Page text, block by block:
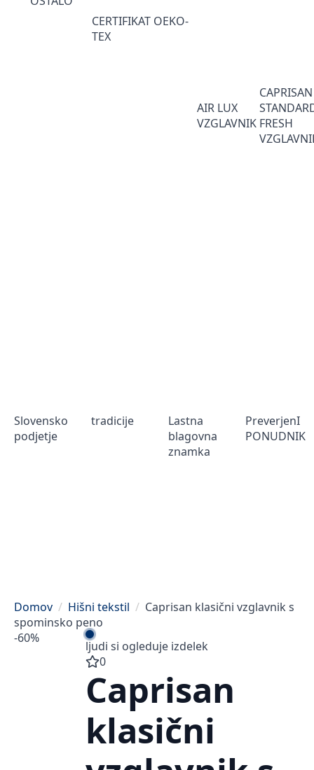
CERTIFIKAT OEKO-
TEX
AIR LUX
VZGLAVNIK
CAPRISAN
FRESH
Slovensko
podjetje
tradicije
Lastna
blagovna
znamka
PreverjenI
PONUDNIK
Domov Hišni tekstil
Caprisan klasični vzglavnik s
spominsko peno
-60%
ljudi si ogleduje izdelek
0
Caprisan
klasični